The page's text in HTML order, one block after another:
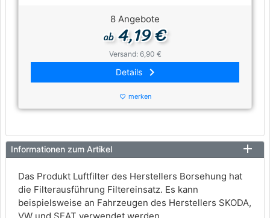
8 Angebote
ab4,19 €
Versand: 6,90 €
Details keyboard_arrow_right
favorite_border merken
Informationen zum Artikel
Das Produkt Luftfilter des Herstellers Borsehung hat
die Filterausführung Filtereinsatz. Es kann
beispielsweise an Fahrzeugen des Herstellers SKODA,